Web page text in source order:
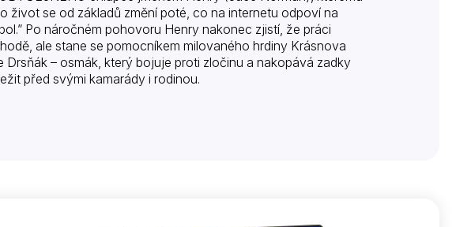
život se od základů změní poté, co na internetu odpoví na
Po náročném pohovoru Henry nakonec zjistí, že práci
ale stane se pomocníkem milovaného hrdiny Krásnova
Drsňák – osmák, který bojuje proti zločinu a nakopává zadky
před svými kamarády i rodinou.